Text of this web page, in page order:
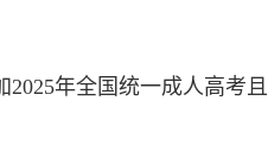
2025年全国统一成人高考